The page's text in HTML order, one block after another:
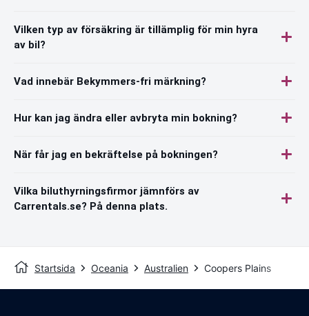
Vilken typ av försäkring är tillämplig för min hyra
av bil?
Vad innebär Bekymmers-fri märkning?
Hur kan jag ändra eller avbryta min bokning?
När får jag en bekräftelse på bokningen?
Vilka biluthyrningsfirmor jämnförs av
Carrentals.se? På denna plats.
Startsida Oceania Australien Coopers Plains